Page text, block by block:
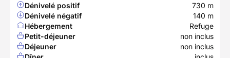
Dénivelé positif
730 m
Dénivelé négatif
140 m
Hébergement
Refuge
Petit-déjeuner
non inclus
Déjeuner
non inclus